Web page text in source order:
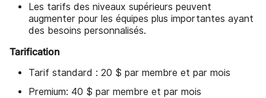
Les tarifs des niveaux supérieurs peuvent
augmenter pour les équipes plus importantes ayant
des besoins personnalisés.
Tarification
Tarif standard : 20 $ par membre et par mois
Premium: 40 $ par membre et par mois